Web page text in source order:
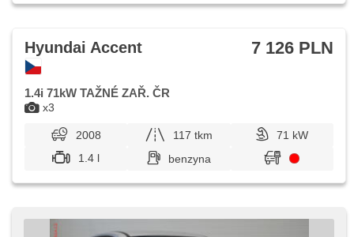
x3
Hyundai Accent 7 126 PLN
1.4i 71kW TAŽNÉ ZAŘ. ČR
2008 117 tkm
71 kW
1.4 l
benzyna